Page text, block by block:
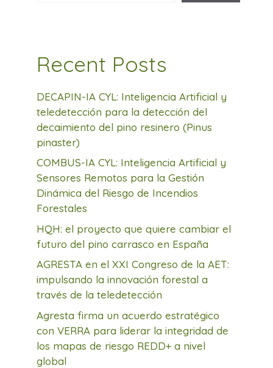
Recent Posts
DECAPIN-IA CYL: Inteligencia Artificial y
teledetección para la detección del
decaimiento del pino resinero (Pinus
pinaster)
COMBUS-IA CYL: Inteligencia Artificial y
Sensores Remotos para la Gestión
Dinámica del Riesgo de Incendios
Forestales
HQH: el proyecto que quiere cambiar el
futuro del pino carrasco en España
AGRESTA en el XXI Congreso de la AET:
impulsando la innovación forestal a
través de la teledetección
Agresta firma un acuerdo estratégico
con VERRA para liderar la integridad de
los mapas de riesgo REDD+ a nivel
global